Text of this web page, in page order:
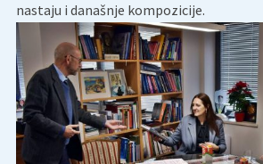
nastaju i današnje kompozicije.